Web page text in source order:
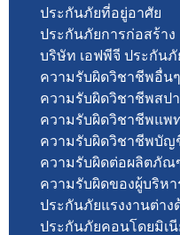
ประกันภัยที่อยู่อาศัย
ประกันภัยการก่อสร้าง
บริษัท เอฟพีจี ประกันภั
ความรับผิดวิชาชีพอื่นๆ
ความรับผิดวิชาชีพสปา
ความรับผิดวิชาชีพแพ
ความรับผิดวิชาชีพบัญ
ความรับผิดต่อผลิตภัณ
ความรับผิดของผู้บริหา
ประกันภัยแรงงานต่าง
ประกันภัยคอนโดยมิเนี